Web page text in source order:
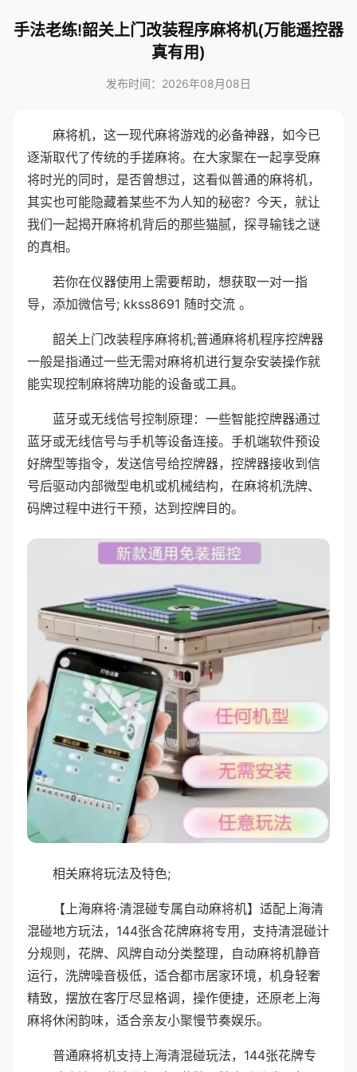
手法老练!韶关上门改装程序麻将机(万能遥控器
真有用)
发布时间：2026年08月08日
麻将机，这一现代麻将游戏的必备神器，如今已
逐渐取代了传统的手搓麻将。在大家聚在一起享受麻
将时光的同时，是否曾想过，这看似普通的麻将机，
其实也可能隐藏着某些不为人知的秘密？今天，就让
我们一起揭开麻将机背后的那些猫腻，探寻输钱之谜
的真相。
若你在仪器使用上需要帮助，想获取一对一指
导，添加微信号; kkss8691 随时交流 。
韶关上门改装程序麻将机;普通麻将机程序控牌器
一般是指通过一些无需对麻将机进行复杂安装操作就
能实现控制麻将牌功能的设备或工具。
蓝牙或无线信号控制原理：一些智能控牌器通过
蓝牙或无线信号与手机等设备连接。手机端软件预设
好牌型等指令，发送信号给控牌器，控牌器接收到信
号后驱动内部微型电机或机械结构，在麻将机洗牌、
码牌过程中进行干预，达到控牌目的。
相关麻将玩法及特色;
【上海麻将·清混碰专属自动麻将机】适配上海清
混碰地方玩法，144张含花牌麻将专用，支持清混碰计
分规则，花牌、风牌自动分类整理，自动麻将机静音
运行，洗牌噪音极低，适合都市居家环境，机身轻奢
精致，摆放在客厅尽显格调，操作便捷，还原老上海
麻将休闲韵味，适合亲友小聚慢节奏娱乐。
普通麻将机支持上海清混碰玩法，144张花牌专